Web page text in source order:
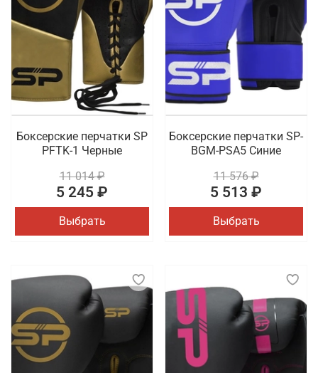
Боксерские перчатки SP
PFTK-1 Черные
11 014 ₽
5 245 ₽
Выбрать
Боксерские перчатки SP-
BGM-PSA5 Синие
11 576 ₽
5 513 ₽
Выбрать